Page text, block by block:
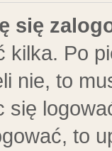
się
kilka. Po
nie, to
to